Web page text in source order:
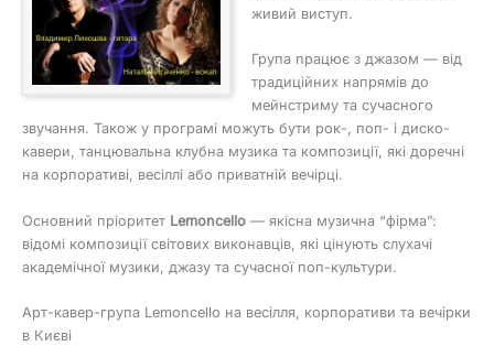
живий виступ.
Група працює з джазом — від
традиційних напрямів до
мейнстриму та сучасного
звучання. Також у програмі можуть бути рок-, поп- і диско-
кавери, танцювальна клубна музика та композиції, які доречні
на корпоративі, весіллі або приватній вечірці.
Основний пріоритет Lemoncello — якісна музична “фірма”:
відомі композиції світових виконавців, які цінують слухачі
академічної музики, джазу та сучасної поп-культури.
Арт-кавер-група Lemoncello на весілля, корпоративи та вечірки
в Києві